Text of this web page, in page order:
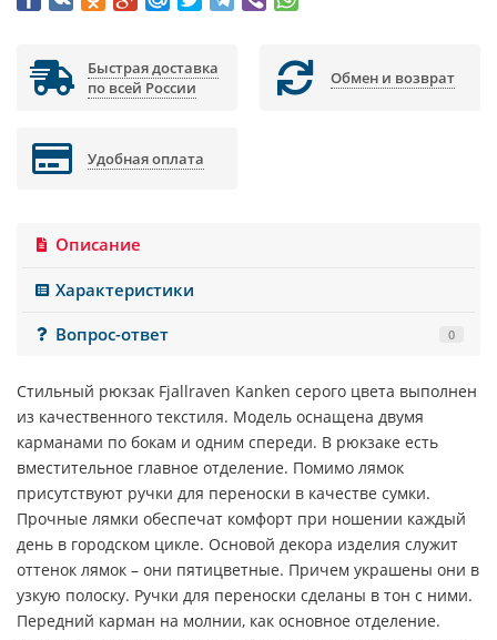
Быстрая доставка
по всей России
Обмен и возврат
Удобная оплата
Описание
Характеристики
Вопрос-ответ
0
Стильный рюкзак Fjallraven Kanken серого цвета выполнен
из качественного текстиля. Модель оснащена двумя
карманами по бокам и одним спереди. В рюкзаке есть
вместительное главное отделение. Помимо лямок
присутствуют ручки для переноски в качестве сумки.
Прочные лямки обеспечат комфорт при ношении каждый
день в городском цикле. Основой декора изделия служит
оттенок лямок – они пятицветные. Причем украшены они в
узкую полоску. Ручки для переноски сделаны в тон с ними.
Передний карман на молнии, как основное отделение.